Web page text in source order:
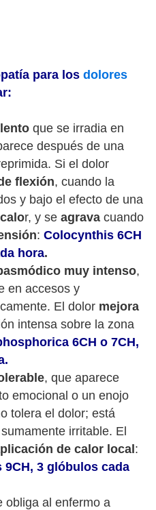
para los dolores
:
que se irradia en
después de una
Si el dolor
flexión, cuando la
y bajo el efecto de una
r, y se agrava cuando
: Colocynthis 6CH
hora.
muy intenso,
en accesos y
El dolor mejora
intensa sobre la zona
6CH o 7CH,
, que aparece
emocional o un enojo
tolera el dolor; está
irritable. El
de calor local:
3 glóbulos cada
obliga al enfermo a